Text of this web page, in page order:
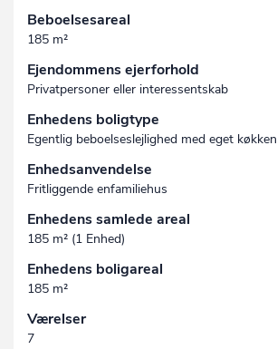
Beboelsesareal
185 m²
Ejendommens ejerforhold
Privatpersoner eller interessentskab
Enhedens boligtype
Egentlig beboelseslejlighed med eget køkken
Enhedsanvendelse
Fritliggende enfamiliehus
Enhedens samlede areal
185 m² (1 Enhed)
Enhedens boligareal
185 m²
Værelser
7